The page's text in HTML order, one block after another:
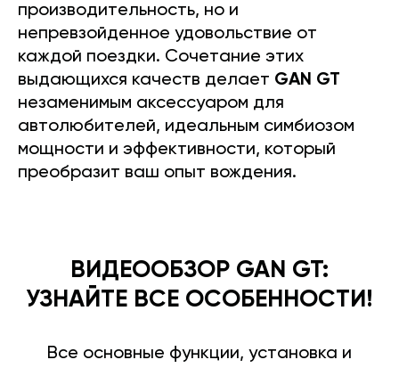
производительность, но и
непревзойденное удовольствие от
каждой поездки. Сочетание этих
выдающихся качеств делает GAN GT
незаменимым аксессуаром для
автолюбителей, идеальным симбиозом
мощности и эффективности, который
преобразит ваш опыт вождения.
ВИДЕООБЗОР GAN GT:
УЗНАЙТЕ ВСЕ ОСОБЕННОСТИ!
Все основные функции, установка и